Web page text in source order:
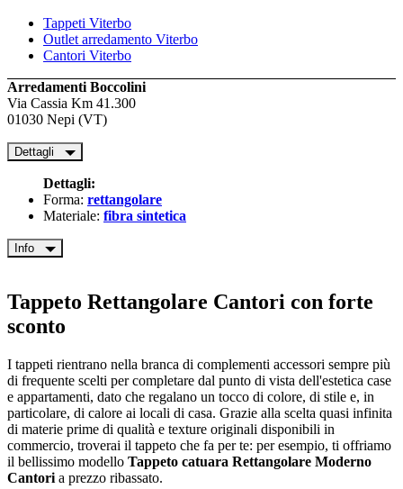
Tappeti Viterbo
Outlet arredamento Viterbo
Cantori Viterbo
Arredamenti Boccolini
Via Cassia Km 41.300
01030 Nepi (VT)
Dettagli
Dettagli:
Forma: rettangolare
Materiale: fibra sintetica
Info
Tappeto Rettangolare Cantori con forte
sconto
I tappeti rientrano nella branca di complementi accessori sempre più
di frequente scelti per completare dal punto di vista dell'estetica case
e appartamenti, dato che regalano un tocco di colore, di stile e, in
particolare, di calore ai locali di casa. Grazie alla scelta quasi infinita
di materie prime di qualità e texture originali disponibili in
commercio, troverai il tappeto che fa per te: per esempio, ti offriamo
il bellissimo modello Tappeto catuara Rettangolare Moderno
Cantori a prezzo ribassato.